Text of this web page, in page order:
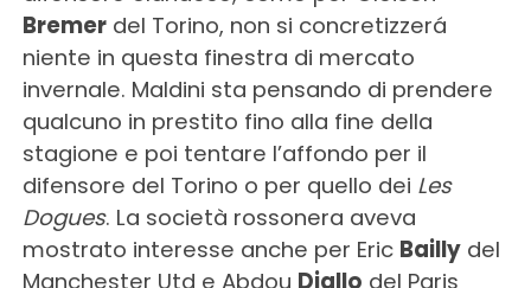
Bremerdel Torino, non si concretizzerá
niente in questa finestra di mercato
invernale. Maldini sta pensando di prendere
qualcuno in prestito fino alla fine della
stagione e poi tentare l’affondo per il
difensore del Torino o per quello dei Les
Dogues. La società rossonera aveva
mostrato interesse anche per Eric Baillydel
Manchester Utd e Abdou Diallo del Paris